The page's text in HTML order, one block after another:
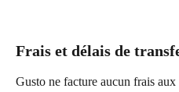
Frais et délais de
Gusto ne facture aucun frais